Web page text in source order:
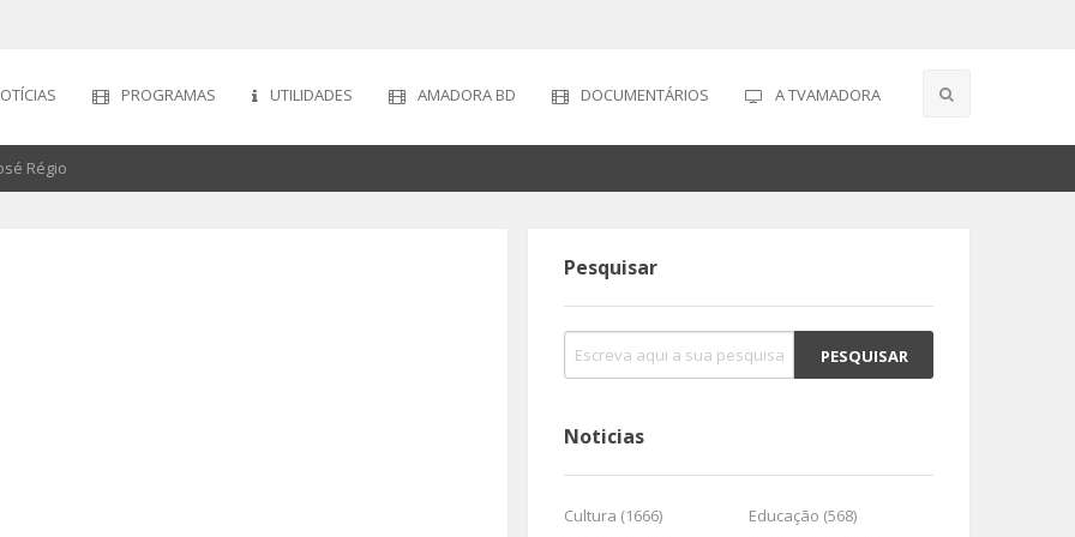
PROGRAMAS UTILIDADES AMADORA BD DOCUMENTÁRIOS A TVAMADORA
Régio
Pesquisar
Noticias
Cultura (1666)
Educação (568)